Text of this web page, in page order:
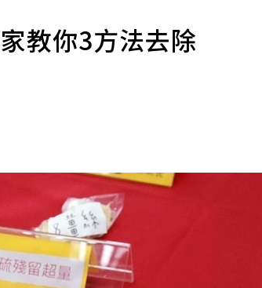
教你3方法去除